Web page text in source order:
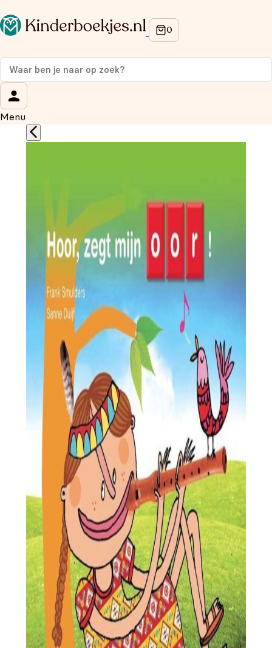
Menu
Op de hoogte blijven van onze acties?
Meld je aan voor onze nieuwsbrief en ontvang
korting
Wat is je voornaam?
Wat is je e-mailadres?*
We gebruiken je gegevens om contact op te nemen, in
overeenstemming met ons